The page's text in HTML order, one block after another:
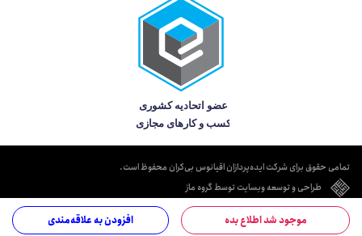
موجود شد اطلاع بده افزودن به علاقه‌مندی
تمامی حقوق برای شرکت ایده‌پردازان اقیانوس بی‌کران محفوظ است.
طراحی و توسعه وبسایت توسط گروه ماز